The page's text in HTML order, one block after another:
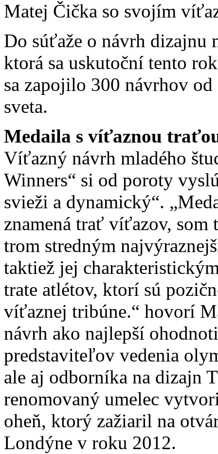
Matej Čička so svojím
Do súťaže o návrh dizajnu
ktorá sa uskutoční tento
sa zapojilo 300 návrhov
sveta.
Medaila s víťaznou
Víťazný návrh mladého
Winners“ si od poroty
svieži a dynamický“.
znamená trať víťazov,
trom stredným
taktiež jej
trate atlétov, ktorí sú
víťaznej tribúne.“ hovorí
návrh ako najlepší
predstaviteľov vedenia
ale aj odborníka na dizajn
renomovaný umelec
oheň, ktorý zažiaril na
Londýne v roku 2012.